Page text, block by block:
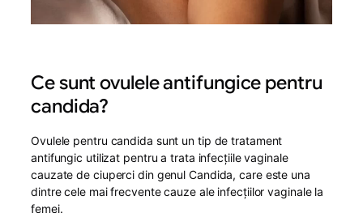
Ce sunt ovulele antifungice pentru
candida?
Ovulele pentru candida sunt un tip de tratament
antifungic utilizat pentru a trata infecțiile vaginale
cauzate de ciuperci din genul Candida, care este una
dintre cele mai frecvente cauze ale infecțiilor vaginale la
femei.